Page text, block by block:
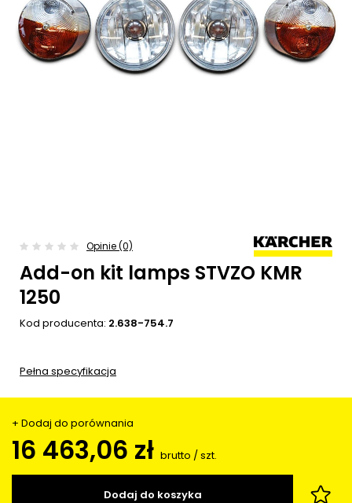
Opinie (0)
Add-on kit lamps STVZO KMR
1250
Kod producenta: 2.638-754.7
Pełna specyfikacja
+ Dodaj do porównania
16 463,06 zł brutto /szt.
Dodaj do koszyka